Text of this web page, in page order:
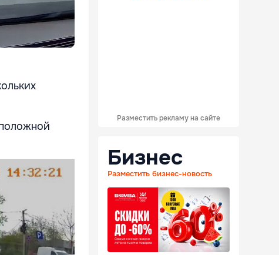
Разместить рекламу на сайте
Бизнес
Разместить бизнес-новость